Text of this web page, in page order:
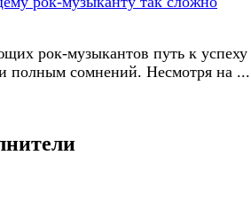
рок-музыкантов путь к успеху
полным сомнений. Несмотря на ...